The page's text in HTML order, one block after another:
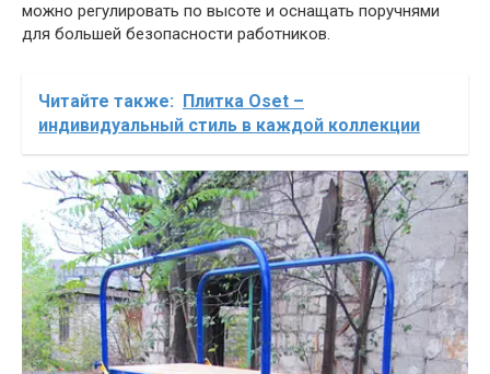
можно регулировать по высоте и оснащать поручнями
для большей безопасности работников.
Читайте также: Плитка Oset –
индивидуальный стиль в каждой коллекции